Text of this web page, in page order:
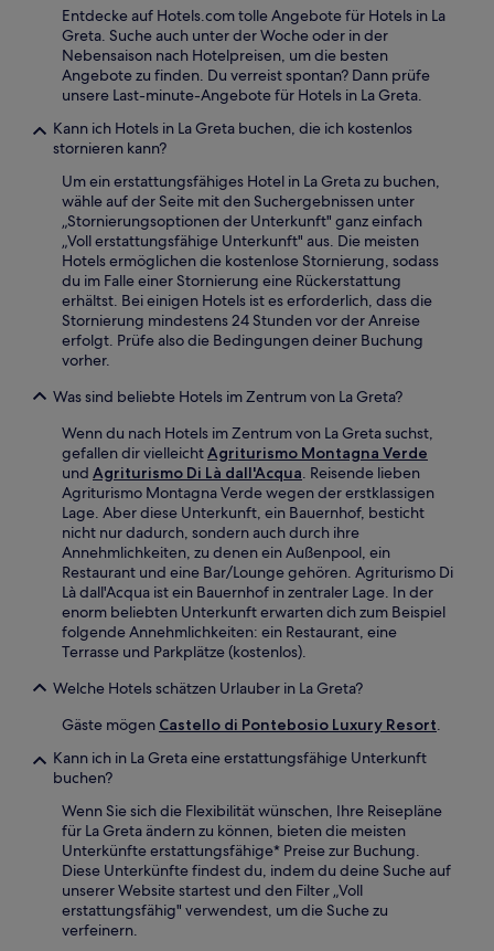
Entdecke auf Hotels.com tolle Angebote für Hotels in La
Greta. Suche auch unter der Woche oder in der
Nebensaison nach Hotelpreisen, um die besten
Angebote zu finden. Du verreist spontan? Dann prüfe
unsere Last-minute-Angebote für Hotels in La Greta.
Kann ich Hotels in La Greta buchen, die ich kostenlos
stornieren kann?
Um ein erstattungsfähiges Hotel in La Greta zu buchen,
wähle auf der Seite mit den Suchergebnissen unter
„Stornierungsoptionen der Unterkunft" ganz einfach
„Voll erstattungsfähige Unterkunft" aus. Die meisten
Hotels ermöglichen die kostenlose Stornierung, sodass
du im Falle einer Stornierung eine Rückerstattung
erhältst. Bei einigen Hotels ist es erforderlich, dass die
Stornierung mindestens 24 Stunden vor der Anreise
erfolgt. Prüfe also die Bedingungen deiner Buchung
vorher.
Was sind beliebte Hotels im Zentrum von La Greta?
Wenn du nach Hotels im Zentrum von La Greta suchst,
gefallen dir vielleichtAgriturismo Montagna Verde
und Agriturismo Di Là dall'Acqua. Reisende lieben
Agriturismo Montagna Verde wegen der erstklassigen
Lage. Aber diese Unterkunft, ein Bauernhof, besticht
nicht nur dadurch, sondern auch durch ihre
Annehmlichkeiten, zu denen ein Außenpool, ein
Restaurant und eine Bar/Lounge gehören. Agriturismo Di
Là dall'Acqua ist ein Bauernhof in zentraler Lage. In der
enorm beliebten Unterkunft erwarten dich zum Beispiel
folgende Annehmlichkeiten: ein Restaurant, eine
Terrasse und Parkplätze (kostenlos).
Welche Hotels schätzen Urlauber in La Greta?
Gäste mögen Castello di Pontebosio Luxury Resort.
Kann ich in La Greta eine erstattungsfähige Unterkunft
buchen?
Wenn Sie sich die Flexibilität wünschen, Ihre Reisepläne
für La Greta ändern zu können, bieten die meisten
Unterkünfte erstattungsfähige* Preise zur Buchung.
Diese Unterkünfte findest du, indem du deine Suche auf
unserer Website startest und den Filter „Voll
erstattungsfähig" verwendest, um die Suche zu
verfeinern.